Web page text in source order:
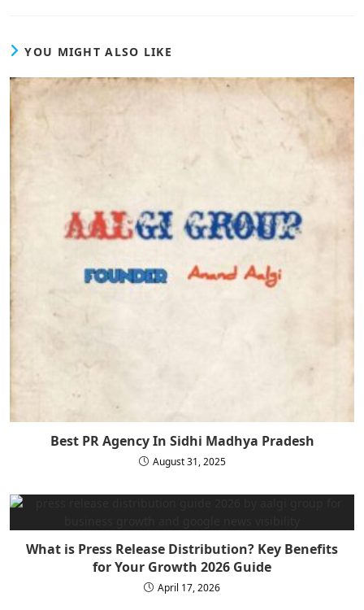
YOU MIGHT ALSO LIKE
Best PR Agency In Sidhi Madhya Pradesh
August 31, 2025
What is Press Release Distribution? Key Benefits
for Your Growth 2026 Guide
April 17, 2026